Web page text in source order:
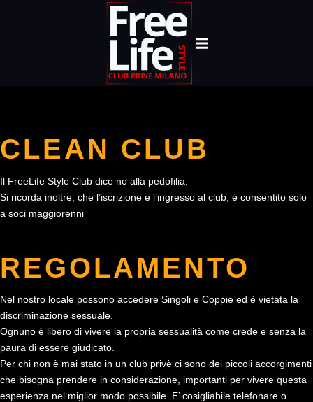
CLEAN CLUB
Il FreeLife Style Club dice no alla pedofilia.
Si ricorda inoltre, che l’iscrizione e l’ingresso al club, è consentito solo
a soci maggiorenni
REGOLAMENTO
Nel nostro locale possono accedere Singoli e Coppie ed è vietata la
discriminazione sessuale.
Ognuno è libero di vivere la propria sessualità come crede e senza la
paura di essere giudicato.
Per chi non è mai stato in un club privè ci sono dei piccoli accorgimenti
che bisogna prendere in considerazione, importanti per vivere questa
esperienza nel miglior modo possibile. E’ cosigliabile telefonare o